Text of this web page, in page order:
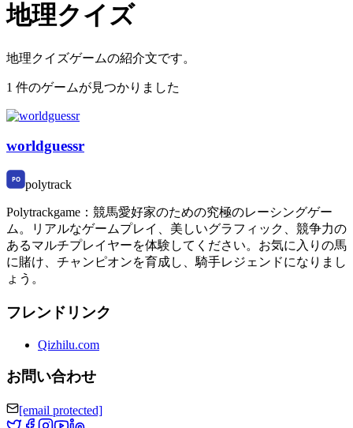
地理クイズ
地理クイズゲームの紹介文です。
1 件のゲームが見つかりました
worldguessr
polytrack
Polytrackgame：競馬愛好家のための究極のレーシングゲー
ム。リアルなゲームプレイ、美しいグラフィック、競争力の
あるマルチプレイヤーを体験してください。お気に入りの馬
に賭け、チャンピオンを育成し、騎手レジェンドになりまし
ょう。
フレンドリンク
Qizhilu.com
お問い合わせ
[email protected]